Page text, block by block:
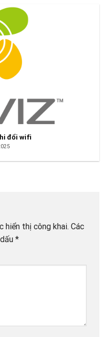
đổi wifi
hiển thị công khai. Các
*